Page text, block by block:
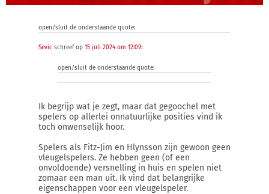
open/sluit de onderstaande quote:
Sevic schreef op 15 juli 2024 om 12:09:
open/sluit de onderstaande quote:
Ik begrijp wat je zegt, maar dat gegoochel met
spelers op allerlei onnatuurlijke posities vind ik
toch onwenselijk hoor.
Spelers als Fitz-Jim en Hlynsson zijn gewoon geen
vleugelspelers. Ze hebben geen (of een
onvoldoende) versnelling in huis en spelen niet
zomaar een man uit. Ik vind dat belangrijke
eigenschappen voor een vleugelspeler.